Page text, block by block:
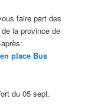
faire part des
la province de
place Bus
du 05 sept.